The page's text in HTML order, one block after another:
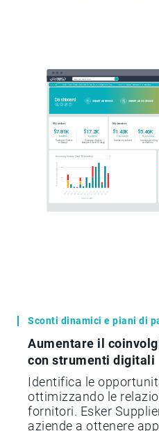
Sconti dinamici e piani di
Aumentare il
con strumenti digitali
Identifica le
ottimizzando le
fornitori. Esker
aziende a ottenere